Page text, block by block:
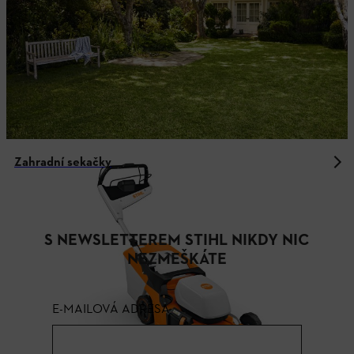
Zahradní sekačky
S NEWSLETTEREM STIHL NIKDY NIC
NEZMEŠKÁTE
E-MAILOVÁ ADRESA